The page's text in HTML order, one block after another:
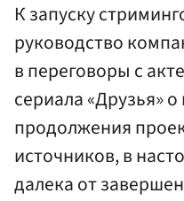
К запуску
руководство
в переговоры с
сериала «Друзья»
продолжения
источников, в
далека от